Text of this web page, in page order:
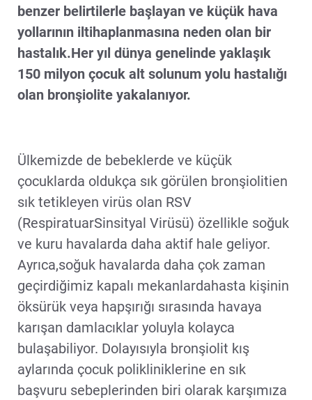
benzer belirtilerle başlayan ve küçük hava
yollarının iltihaplanmasına neden olan bir
hastalık.Her yıl dünya genelinde yaklaşık
150 milyon çocuk alt solunum yolu hastalığı
olan bronşiolite yakalanıyor.
Ülkemizde de bebeklerde ve küçük
çocuklarda oldukça sık görülen bronşiolitien
sık tetikleyen virüs olan RSV
(RespiratuarSinsityal Virüsü) özellikle soğuk
ve kuru havalarda daha aktif hale geliyor.
Ayrıca,soğuk havalarda daha çok zaman
geçirdiğimiz kapalı mekanlardahasta kişinin
öksürük veya hapşırığı sırasında havaya
karışan damlacıklar yoluyla kolayca
bulaşabiliyor. Dolayısıyla bronşiolit kış
aylarında çocuk polikliniklerine en sık
başvuru sebeplerinden biri olarak karşımıza